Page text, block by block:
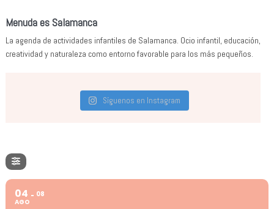
Menuda es Salamanca
La agenda de actividades infantiles de Salamanca. Ocio infantil, educación,
creatividad y naturaleza como entorno favorable para los más pequeños.
Síguenos en Instagram
04
AGO
08